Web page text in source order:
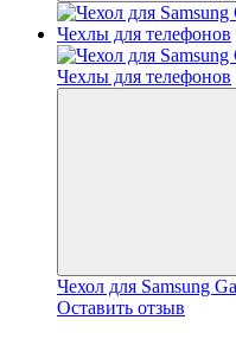
Чехол для Samsung
Оставить отзыв